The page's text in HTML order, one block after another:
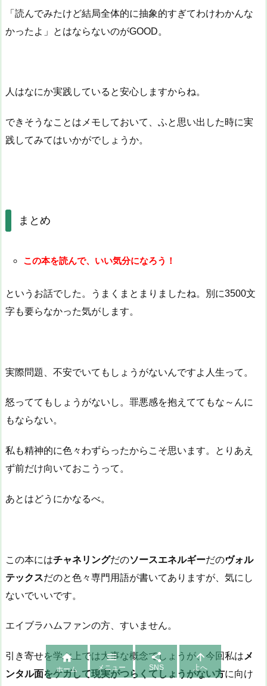
「読んでみたけど結局全体的に抽象的すぎてわけわかんな
かったよ」とはならないのがGOOD。
人はなにか実践していると安心しますからね。
できそうなことはメモしておいて、ふと思い出した時に実
践してみてはいかがでしょうか。
まとめ
この本を読んで、いい気分になろう！
というお話でした。うまくまとまりましたね。別に3500文
字も要らなかった気がします。
実際問題、不安でいてもしょうがないんですよ人生って。
怒っててもしょうがないし。罪悪感を抱えててもな～んに
もならない。
私も精神的に色々わずらったからこそ思います。とりあえ
ず前だけ向いておこうって。
あとはどうにかなるべ。
この本にはチャネリングだのソースエネルギーだのヴォル
テックスだのと色々専門用語が書いてありますが、気にし
ないでいいです。
エイブラハムファンの方、すいません。
引き寄せを学ぶ上では大事な概念でしょうが、今回私は メ
ンタル面をケガして現実がつらくてしょうがない方に向け

ホーム

メニュー

SNS

上へ